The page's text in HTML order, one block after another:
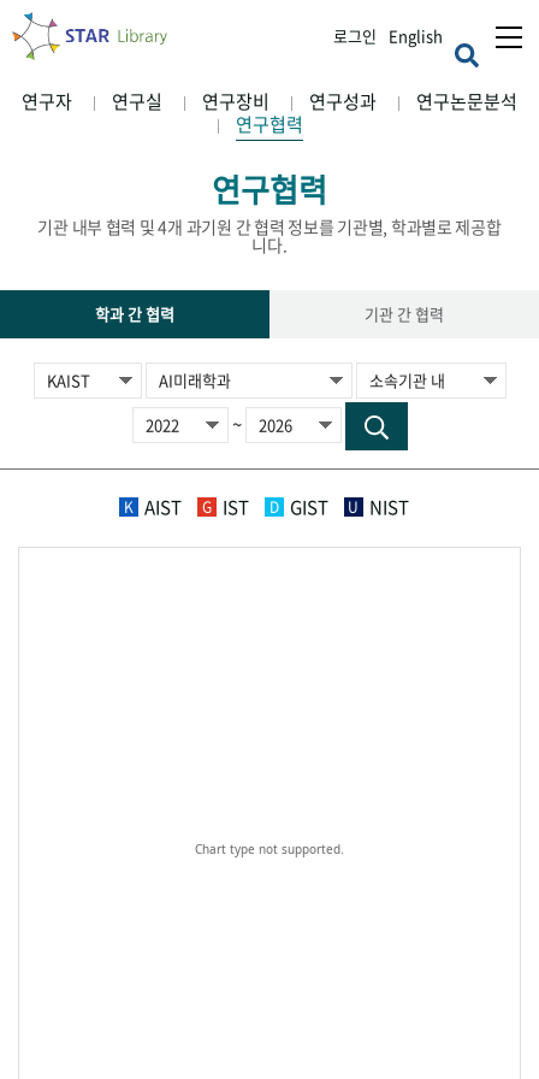
로그인 English
연구자 연구실 연구장비 연구성과
연구논문분석
연구협력
연구협력
기관 내부 협력 및 4개 과기원 간 협력 정보를 기관별, 학과별로 제공합
니다.
학과 간 협력 기관 간 협력
~
K AIST G IST D GIST U NIST
Chart type not supported.